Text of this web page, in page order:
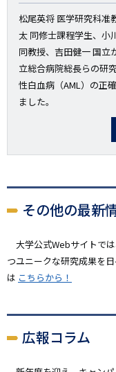
松尾英将 医学研究科准
太 同修士課程学生、小
同教授、吉田健一 国立
立総合病院総長らの研
性白血病（AML）の正
ました。
その他の最新
大学公式Webサイトで
つユニークな研究成果を
は こちらから！
広報コラム